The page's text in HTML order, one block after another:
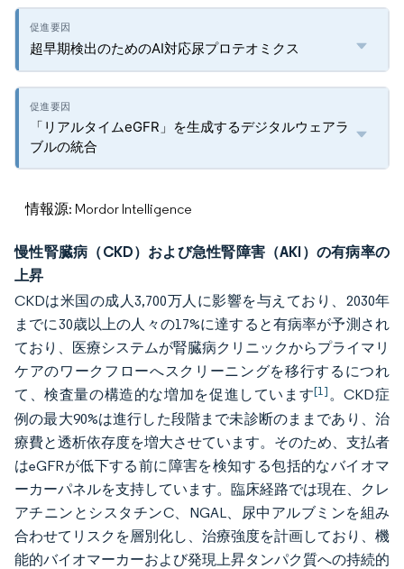
超早期検出のためのAI対応尿プロテオミクス
「リアルタイムeGFR」を生成するデジタルウェアラ
ブルの統合
情報源: Mordor Intelligence
慢性腎臓病（CKD）および急性腎障害（AKI）の有病率の
上昇
CKDは米国の成人3,700万人に影響を与えており、2030年
までに30歳以上の人々の17%に達すると有病率が予測され
ており、医療システムが腎臓病クリニックからプライマリ
ケアのワークフローへスクリーニングを移行するにつれ
て、検査量の構造的な増加を促進しています[1]。CKD症
例の最大90%は進行した段階まで未診断のままであり、治
療費と透析依存度を増大させています。そのため、支払者
はeGFRが低下する前に障害を検知する包括的なバイオマ
ーカーパネルを支持しています。臨床経路では現在、クレ
アチニンとシスタチンC、NGAL、尿中アルブミンを組み
合わせてリスクを層別化し、治療強度を計画しており、機
能的バイオマーカーおよび発現上昇タンパク質への持続的